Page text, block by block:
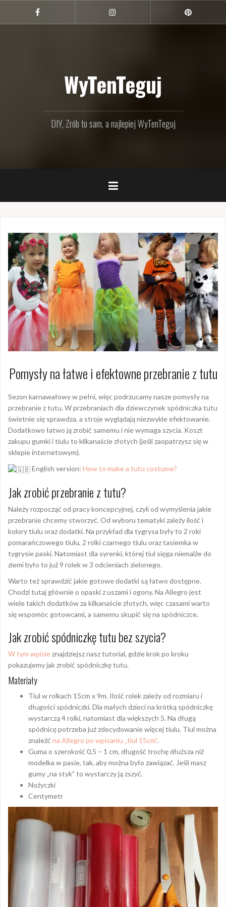
treści
Facebook
WyTenTeguj
DIY, Zrób to sam, a najlepiej WyTenTeguj
Pomysły na łatwe i efektowne przebranie z tutu
Sezon karnawałowy w pełni, więc podrzucamy nasze pomysły na
przebranie z tutu. W przebraniach dla dziewczynek spódniczka tutu
świetnie się sprawdza, a stroje wyglądają niezwykle efektowanie.
Dodatkowo łatwo ją zrobić samemu i nie wymaga szycia. Koszt
zakupu gumki i tiulu to kilkanaście złotych (jeśli zaopatrzysz się w
sklepie internetowym).
English version: How to make a tutu costume?
Jak zrobić przebranie z tutu?
Należy rozpocząć od pracy koncepcyjnej, czyli od wymyślenia jakie
przebranie chcemy stworzyć. Od wyboru tematyki zależy ilość i
kolory tiulu oraz dodatki. Na przykład dla tygrysa były to 2 roki
pomarańczowego tiulu, 2 rolki czarnego tiulu oraz tasiemka w
tygrysie paski. Natomiast dla syrenki, której tiul sięga niemalże do
ziemi było to już 9 rolek w 3 odcieniach zielonego.
Warto też sprawdzić jakie gotowe dodatki są łatwo dostępne.
Chodzi tutaj głównie o opaski z uszami i ogony. Na Allegro jest
wiele takich dodatków za kilkanaście złotych, więc czasami warto
się wspomóc gotowcami, a samemu skupić się na spódniczce.
Jak zrobić spódniczkę tutu bez szycia?
W tym wpisieznajdziejsz nasz tutorial, gdzie krok po kroku
pokazujemy jak zrobić spódniczkę tutu.
Materiały
Tiul w rolkach 15cm x 9m. Ilość rolek zależy od rozmiaru i
długości spódniczki. Dla małych dzieci na krótką spódniczkę
wystarczą 4 rolki, natomiast dla większych 5. Na długą
spódnicę potrzeba już zdecydowanie więcej tiulu. Tiul można
znaleźć na Allegro po wpisaniu „tiul 15cm”.
Guma o szerokość 0,5 – 1 cm, długość trochę dłuższa niż
modelka w pasie, tak, aby można było zawiązać. Jeśli masz
gumy „na styk” to wystarczy ją zszyć.
Nożyczki
Centymetr